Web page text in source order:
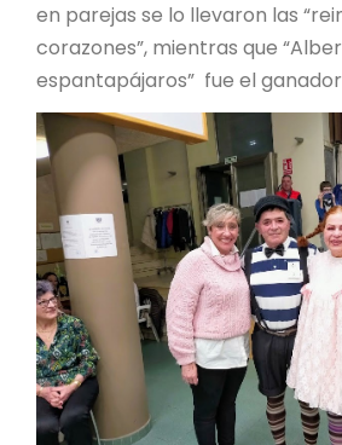
en parejas se lo llevaron las
corazones”, mientras que
espantapájaros” fue el ganador